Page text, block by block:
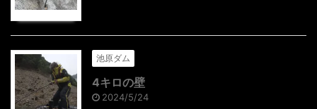
池原ダム
4キロの壁
2024/5/24